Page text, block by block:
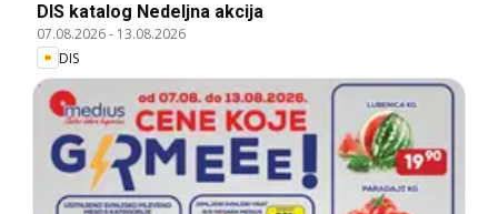
DIS katalog Nedeljna akcija
07.08.2026- 13.08.2026
DIS